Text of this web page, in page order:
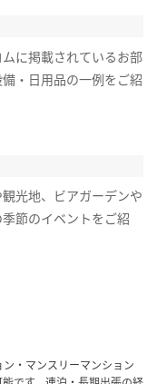
に掲載されているお部
・日用品の一例をご紹
光地、ビアガーデンや
節のイベントをご紹
・マンスリーマンション